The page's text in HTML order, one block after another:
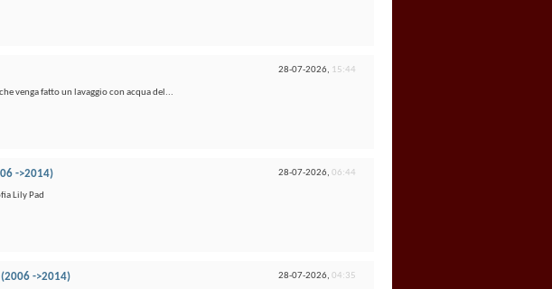
28-07-2026, 15:44
venga fatto un lavaggio con acqua del...
28-07-2026, 06:44
->2014)
Lily Pad
28-07-2026, 04:35
(2006 ->2014)